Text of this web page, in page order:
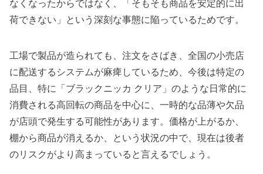
なくなったからではなく、「そもそも商品を安定的に出
荷できない」という深刻な事態に陥っているためです。
工場で製品が造られても、注文をさばき、全国の小売店
に配送するシステムが麻痺しているため、今後は特定の
品目、特に「ブラックニッカ クリア」のような日常的に
消費される高回転の商品を中心に、一時的な品薄や欠品
が店頭で発生する可能性があります。価格が上がるか、
棚から商品が消えるか、という状況の中で、現在は後者
のリスクがより高まっていると言えるでしょう。